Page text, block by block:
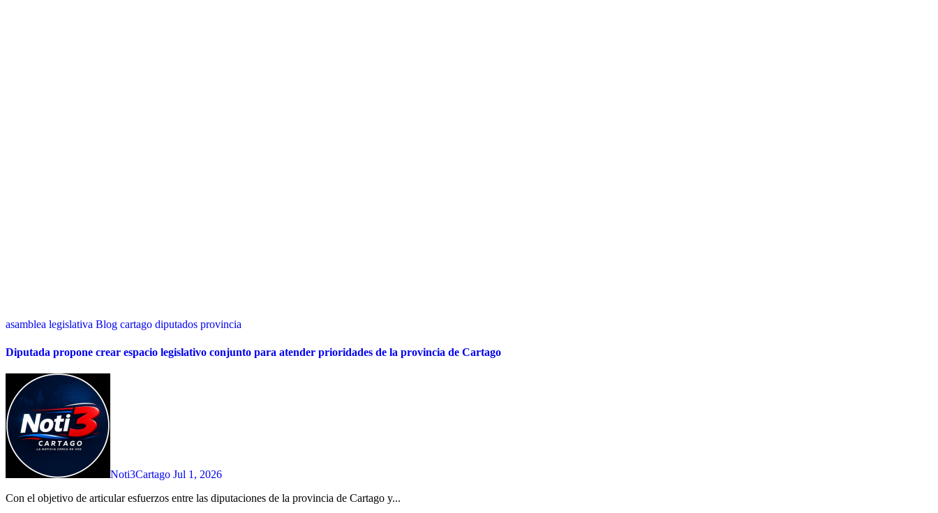
asamblea legislativa Blog cartago diputados provincia
Diputada propone crear espacio legislativo conjunto para atender prioridades de la provincia de Cartago
Noti3Cartago Jul 1, 2026
Con el objetivo de articular esfuerzos entre las diputaciones de la provincia de Cartago y...